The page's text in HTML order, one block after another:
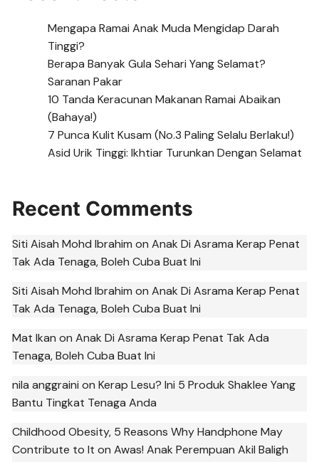
Mengapa Ramai Anak Muda Mengidap Darah
Tinggi?
Berapa Banyak Gula Sehari Yang Selamat?
Saranan Pakar
10 Tanda Keracunan Makanan Ramai Abaikan
(Bahaya!)
7 Punca Kulit Kusam (No.3 Paling Selalu Berlaku!)
Asid Urik Tinggi: Ikhtiar Turunkan Dengan Selamat
Recent Comments
Siti Aisah Mohd Ibrahim onAnak Di Asrama Kerap Penat
Tak Ada Tenaga, Boleh Cuba Buat Ini
Siti Aisah Mohd Ibrahim onAnak Di Asrama Kerap Penat
Tak Ada Tenaga, Boleh Cuba Buat Ini
Mat Ikan onAnak Di Asrama Kerap Penat Tak Ada
Tenaga, Boleh Cuba Buat Ini
nila anggraini onKerap Lesu? Ini 5 Produk Shaklee Yang
Bantu Tingkat Tenaga Anda
Childhood Obesity, 5 Reasons Why Handphone May
Contribute to It onAwas! Anak Perempuan Akil Baligh